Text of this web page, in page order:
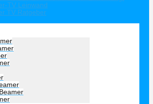
TV Leinwand
TV Ratgeber